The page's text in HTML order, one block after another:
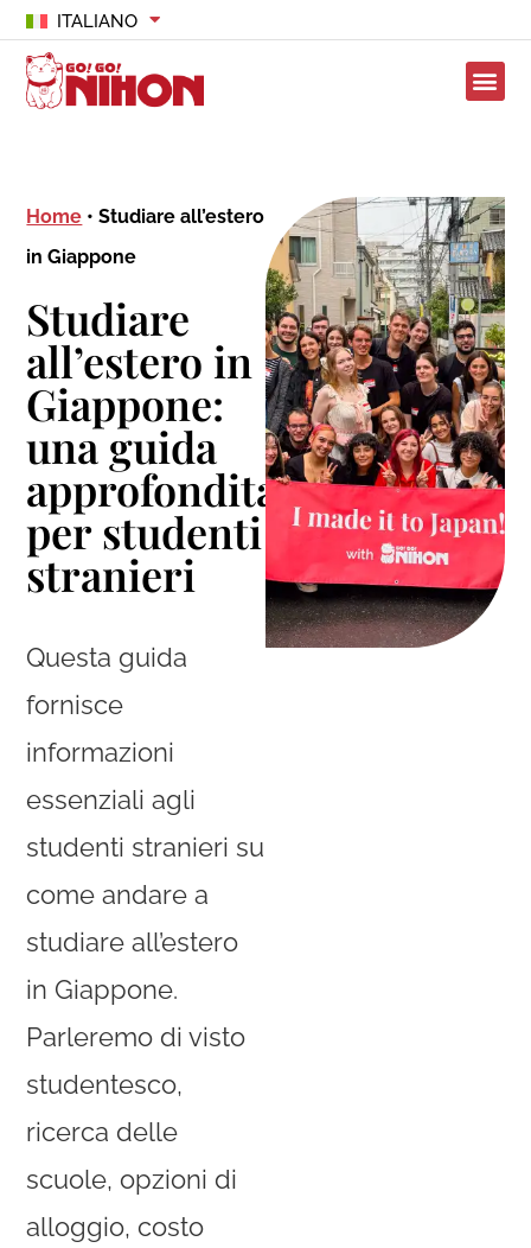
ITALIANO
Home •Studiare all’estero
in Giappone
Studiare
all’estero in
Giappone:
una guida
approfondita
per studenti
stranieri
Questa guida
fornisce
informazioni
essenziali agli
studenti stranieri su
come andare a
studiare all’estero
in Giappone.
Parleremo di visto
studentesco,
ricerca delle
scuole, opzioni di
alloggio, costo